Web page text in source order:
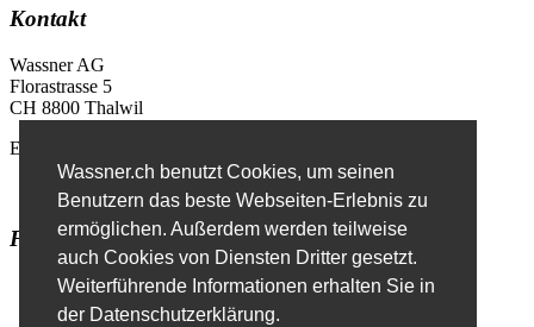
Wassner.ch benutzt Cookies, um seinen
Benutzern das beste Webseiten-Erlebnis zu
ermöglichen. Außerdem werden teilweise
auch Cookies von Diensten Dritter gesetzt.
Weiterführende Informationen erhalten Sie in
der Datenschutzerklärung.
Kontakt
Wassner AG
Florastrasse 5
CH 8800 Thalwil
E-Mail
Kontaktformular
Favoriten
Erweiterte Suche